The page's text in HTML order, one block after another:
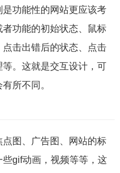
功能性的网站更应该考
功能的初始状态、鼠标
击出错后的状态、点击
。这就是交互设计，可
所不同。
图、广告图、网站的标
gif动画，视频等等，这